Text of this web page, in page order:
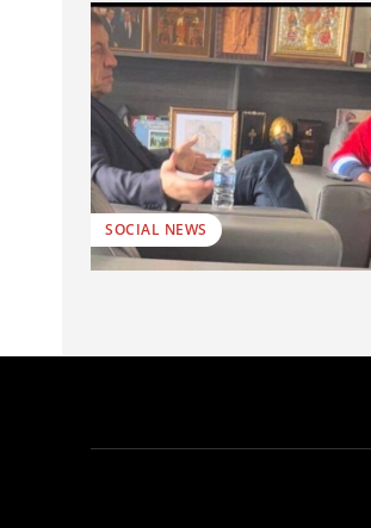
SOCIAL NEWS